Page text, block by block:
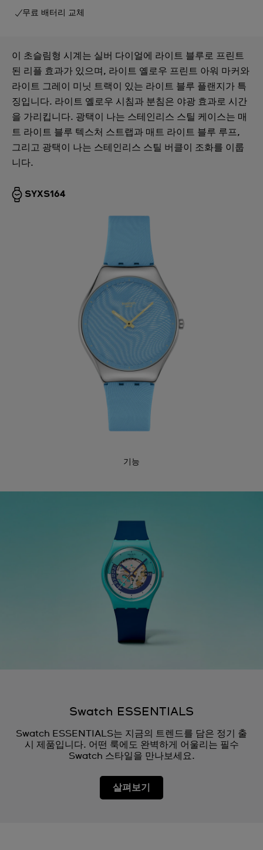
무료 배터리 교체
이 초슬림형 시계는 실버 다이얼에 라이트 블루로 프린트
된 리플 효과가 있으며, 라이트 옐로우 프린트 아워 마커와
라이트 그레이 미닛 트랙이 있는 라이트 블루 플랜지가 특
징입니다. 라이트 옐로우 시침과 분침은 야광 효과로 시간
을 가리킵니다. 광택이 나는 스테인리스 스틸 케이스는 매
트 라이트 블루 텍스처 스트랩과 매트 라이트 블루 루프,
그리고 광택이 나는 스테인리스 스틸 버클이 조화를 이룹
니다.
SYXS164
기능
Swatch ESSENTIALS
Swatch ESSENTIALS는 지금의 트렌드를 담은 정기 출
시 제품입니다. 어떤 룩에도 완벽하게 어울리는 필수
Swatch 스타일을 만나보세요.
살펴보기